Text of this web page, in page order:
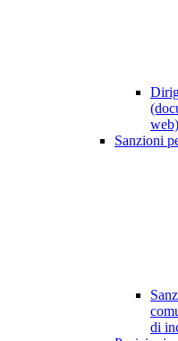
web)
Sanzioni
di